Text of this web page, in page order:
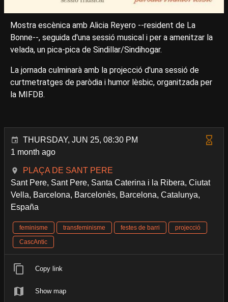
Mostra escènica amb Alicia Reyero --resident de La
Bonne--, seguida d'una sessió musical i per a amenitzar la
velada, un pica-pica de Sindillar/Sindihogar.
La jornada culminarà amb la projecció d'una sessió de
curtmetratges de paròdia i humor lèsbic, organitzada per
la MIFDB.
THURSDAY, JUN 25, 08:30 PM
1 month ago
PLAÇA DE SANT PERE
Sant Pere, Sant Pere, Santa Caterina i la Ribera, Ciutat
Vella, Barcelona, Barcelonès, Barcelona, Catalunya,
España
feminisme transfeminisme festes de barri
projecció
CascAntic
Copy link
Show map